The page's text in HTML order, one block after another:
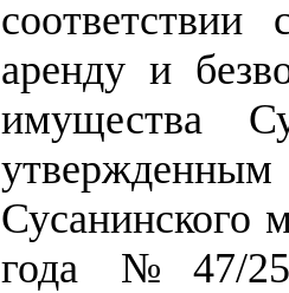
аренду и
имущества
Сусанинского
года №47/